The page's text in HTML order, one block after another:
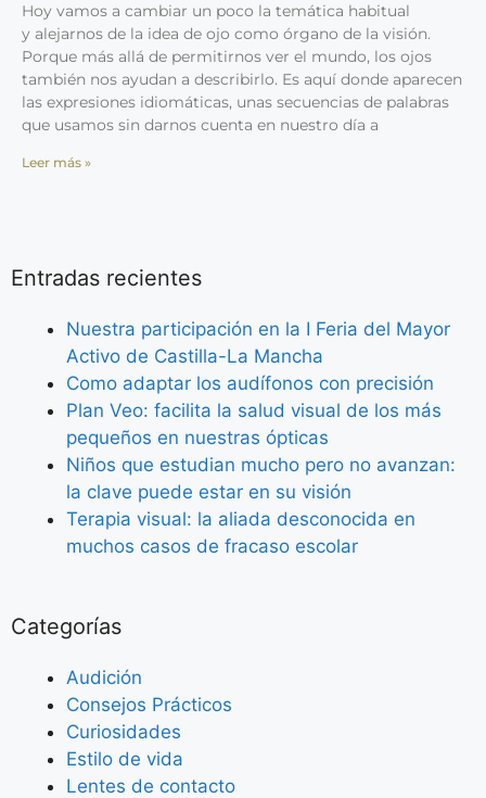
Hoy vamos a cambiar un poco la temática habitual
y alejarnos de la idea de ojo como órgano de la visión.
Porque más allá de permitirnos ver el mundo, los ojos
también nos ayudan a describirlo. Es aquí donde aparecen
las expresiones idiomáticas, unas secuencias de palabras
que usamos sin darnos cuenta en nuestro día a
Leer más »
Entradas recientes
Nuestra participación en la I Feria del Mayor
Activo de Castilla-La Mancha
Como adaptar los audífonos con precisión
Plan Veo: facilita la salud visual de los más
pequeños en nuestras ópticas
Niños que estudian mucho pero no avanzan:
la clave puede estar en su visión
Terapia visual: la aliada desconocida en
muchos casos de fracaso escolar
Categorías
Audición
Consejos Prácticos
Curiosidades
Estilo de vida
Lentes de contacto